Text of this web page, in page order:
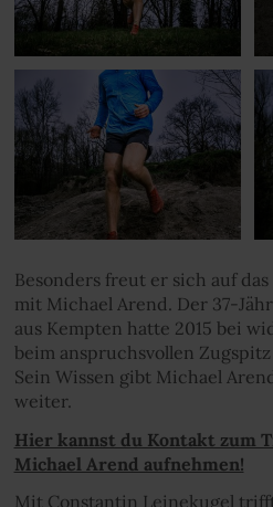
Besonders freut er sich auf
mit Michael Arend. Der 37-
aus Kempten hatte 2015 bei
beim anspruchsvollen
Sein Wissen gibt Michael
weiter.
Hier kannst du Kontakt zum
Michael Arend aufnehmen!
Mit Constantin Leinekugel